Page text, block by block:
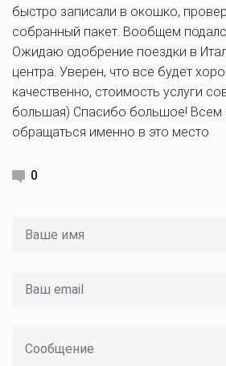
быстро записали в окошко,
собранный пакет. Вообщем
Ожидаю одобрение поездки в
центра. Уверен, что все будет
качественно, стоимость услуги
большая) Спасибо большое! Всем
обращаться именно в это место
0